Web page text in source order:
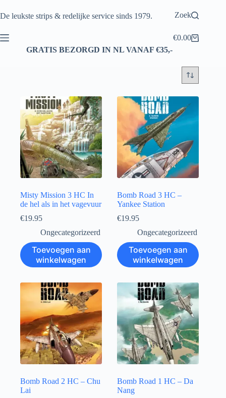
naar
De leukste strips & redelijke service sinds 1979. Zoek
Winkelwagen
€0.00
GRATIS BEZORGD IN NL VANAF €35,-
Misty Mission 3 HC In
de hel als in het vagevuur
€19.95
Ongecategorizeerd
Toevoegen aan
winkelwagen
Bomb Road 3 HC –
Yankee Station
€19.95
Ongecategorizeerd
Toevoegen aan
winkelwagen
Bomb Road 2 HC – Chu
Lai
Bomb Road 1 HC – Da
Nang